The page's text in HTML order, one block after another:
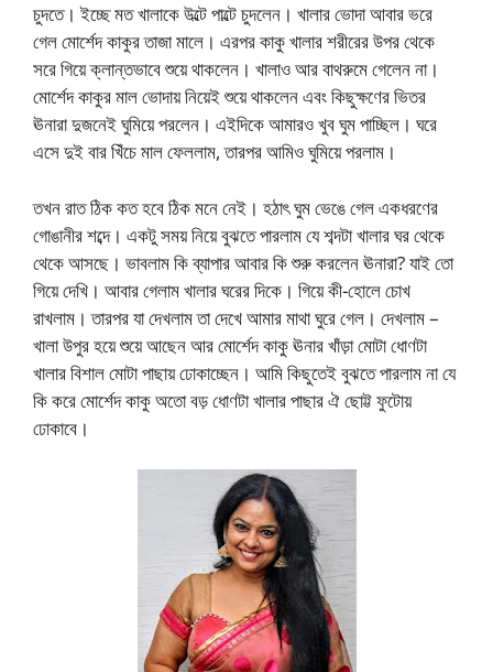
চুদতে। ইচ্ছে মত খালাকে উল্টে পাল্টে চুদলেন। খালার ভোদা আবার ভরে
গেল মোর্শেদ কাকুর তাজা মালে। এরপর কাকু খালার শরীরের উপর থেকে
সরে গিয়ে ক্লান্তভাবে শুয়ে থাকলেন। খালাও আর বাথরুমে গেলেন না।
মোর্শেদ কাকুর মাল ভোদায় নিয়েই শুয়ে থাকলেন এবং কিছুক্ষণের ভিতর
ঊনারা দুজনেই ঘুমিয়ে পরলেন। এইদিকে আমারও খুব ঘুম পাচ্ছিল। ঘরে
এসে দুই বার খিঁচে মাল ফেললাম, তারপর আমিও ঘুমিয়ে পরলাম।
তখন রাত ঠিক কত হবে ঠিক মনে নেই। হঠাৎ ঘুম ভেঙে গেল একধরণের
গোঙানীর শব্দে। একটু সময় নিয়ে বুঝতে পারলাম যে শব্দটা খালার ঘর থেকে
থেকে আসছে। ভাবলাম কি ব্যাপার আবার কি শুরু করলেন ঊনারা? যাই তো
গিয়ে দেখি। আবার গেলাম খালার ঘরের দিকে। গিয়ে কী-হোলে চোখ
রাখলাম। তারপর যা দেখলাম তা দেখে আমার মাথা ঘুরে গেল। দেখলাম –
খালা উপুর হয়ে শুয়ে আছেন আর মোর্শেদ কাকু ঊনার খাঁড়া মোটা ধোণটা
খালার বিশাল মোটা পাছায় ঢোকাচ্ছেন। আমি কিছুতেই বুঝতে পারলাম না যে
কি করে মোর্শেদ কাকু অতো বড় ধোণটা খালার পাছার ঐ ছোট্ট ফুটোয়
ঢোকাবে।